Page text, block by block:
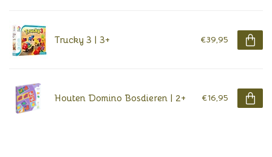
Trucky 3 | 3+ €39,95
Houten Domino Bosdieren | 2+ €16,95